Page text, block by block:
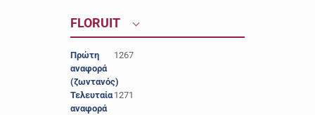
FLORUIT
Πρώτη
αναφορά
(ζωντανός)
1267
Τελευταία
αναφορά
1271